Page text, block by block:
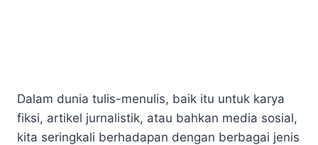
Dalam dunia tulis-menulis, baik itu untuk karya
fiksi, artikel jurnalistik, atau bahkan media sosial,
kita seringkali berhadapan dengan berbagai jenis